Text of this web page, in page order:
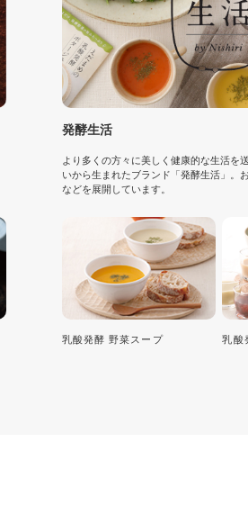
発酵生活
より多くの方々に美しく健康的な生活を
いから生まれたブランド「発酵生活」。
などを展開しています。
乳酸発酵 野菜スープ 乳酸